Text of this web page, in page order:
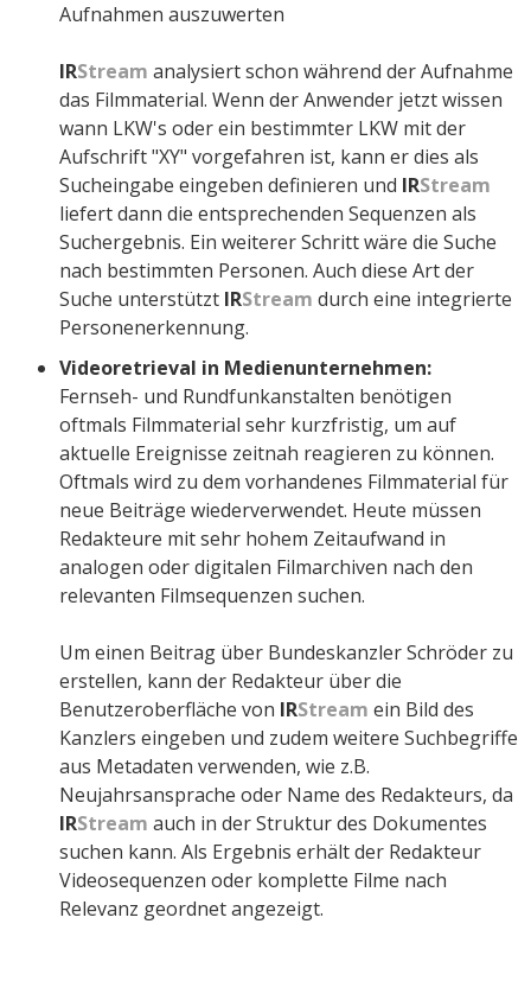
Aufnahmen auszuwerten
IRStream analysiert schon während der Aufnahme
das Filmmaterial. Wenn der Anwender jetzt wissen
wann LKW's oder ein bestimmter LKW mit der
Aufschrift "XY" vorgefahren ist, kann er dies als
Sucheingabe eingeben definieren und IRStream
liefert dann die entsprechenden Sequenzen als
Suchergebnis. Ein weiterer Schritt wäre die Suche
nach bestimmten Personen. Auch diese Art der
Suche unterstützt IRStream durch eine integrierte
Personenerkennung.
Videoretrieval in Medienunternehmen:
Fernseh- und Rundfunkanstalten benötigen
oftmals Filmmaterial sehr kurzfristig, um auf
aktuelle Ereignisse zeitnah reagieren zu können.
Oftmals wird zu dem vorhandenes Filmmaterial für
neue Beiträge wiederverwendet. Heute müssen
Redakteure mit sehr hohem Zeitaufwand in
analogen oder digitalen Filmarchiven nach den
relevanten Filmsequenzen suchen.
Um einen Beitrag über Bundeskanzler Schröder zu
erstellen, kann der Redakteur über die
Benutzeroberfläche von IRStream ein Bild des
Kanzlers eingeben und zudem weitere Suchbegriffe
aus Metadaten verwenden, wie z.B.
Neujahrsansprache oder Name des Redakteurs, da
IRStream auch in der Struktur des Dokumentes
suchen kann. Als Ergebnis erhält der Redakteur
Videosequenzen oder komplette Filme nach
Relevanz geordnet angezeigt.